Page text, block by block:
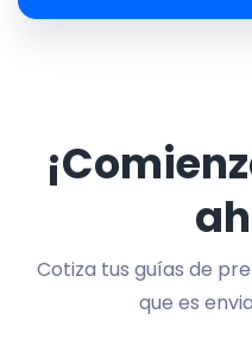
Cotiza tus guías de
que es